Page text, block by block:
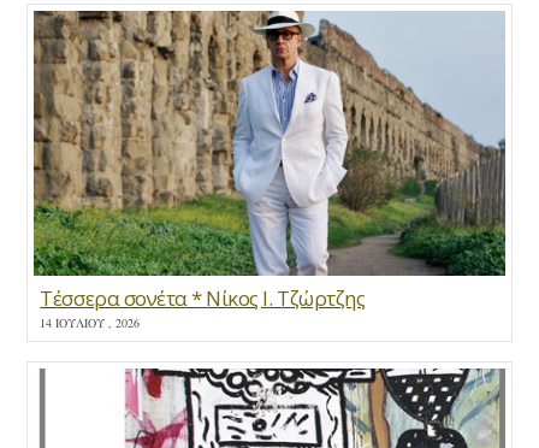
Τέσσερα σονέτα * Νίκος Ι. Τζώρτζης
14 ΙΟΥΛΊΟΥ , 2026